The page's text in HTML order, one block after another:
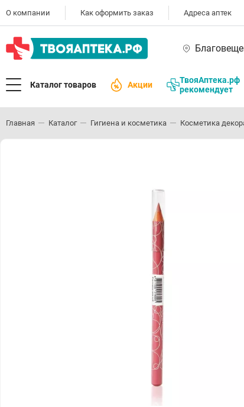
О компании Как оформить заказ Адреса аптек
Каталог товаров Акции
ТвояАптека.рф
рекомендует
Главная Каталог Гигиена и косметика Косметика